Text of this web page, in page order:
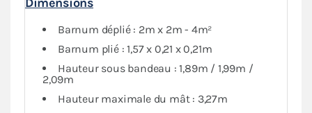
Il est précisé que cette tente pliante n’est pas destinée
Barnum déplié : 2m x 2m - 4m²
Barnum plié : 1,57 x 0,21 x 0,21m
Hauteur sous bandeau : 1,89m / 1,99m /
2,09m
Hauteur maximale du mât : 3,27m